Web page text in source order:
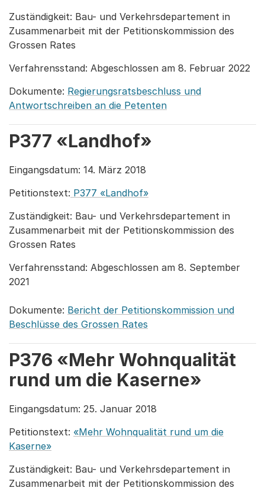
Zuständigkeit: Bau- und Verkehrsdepartement in
Zusammenarbeit mit der Petitionskommission des
Grossen Rates
Verfahrensstand: Abgeschlossen am 8. Februar 2022
Dokumente: Regierungsratsbeschluss und
Antwortschreiben an die Petenten
P377 «Landhof»
Eingangsdatum: 14. März 2018
Petitionstext: P377 «Landhof»
Zuständigkeit: Bau- und Verkehrsdepartement in
Zusammenarbeit mit der Petitionskommission des
Grossen Rates
Verfahrensstand: Abgeschlossen am 8. September
2021
Dokumente: Bericht der Petitionskommission und
Beschlüsse des Grossen Rates
P376 «Mehr Wohnqualität
rund um die Kaserne»
Eingangsdatum: 25. Januar 2018
Petitionstext: «Mehr Wohnqualität rund um die
Kaserne»
Zuständigkeit: Bau- und Verkehrsdepartement in
Zusammenarbeit mit der Petitionskommission des